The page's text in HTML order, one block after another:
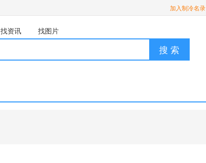
加入制冷名录
找资讯 找图片
搜 索